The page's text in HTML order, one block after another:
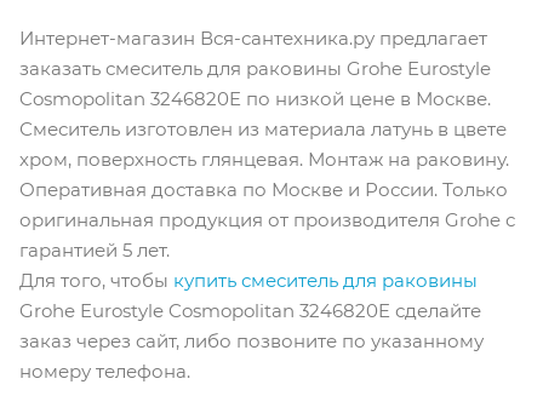
Интернет-магазин Вся-сантехника.ру предлагает
заказать смеситель для раковины Grohe Eurostyle
Cosmopolitan 3246820E по низкой цене в Москве.
Смеситель изготовлен из материала латунь в цвете
хром, поверхность глянцевая. Монтаж на раковину.
Оперативная доставка по Москве и России. Только
оригинальная продукция от производителя Grohe с
гарантией 5 лет.
Для того, чтобы купить смеситель для раковины
Grohe Eurostyle Cosmopolitan 3246820E сделайте
заказ через сайт, либо позвоните по указанному
номеру телефона.